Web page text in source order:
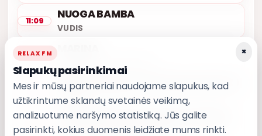
11:09 NUOGA BAMBA
VUDIS
11:06
11:02 LIŪDNA DAINA (TU PALAUK SUSTOK)
RONDO
10:58 TU IR AŠ (TAS ILGAS KELIAS NAMO)
ALEKSANDRAS MAKEJEVAS
×
RELAX FM
Slapukų pasirinkimai
Mes ir mūsų partneriai naudojame slapukus, kad
užtikrintume sklandų svetainės veikimą,
analizuotume naršymo statistiką. Jūs galite
pasirinkti, kokius duomenis leidžiate mums rinkti.